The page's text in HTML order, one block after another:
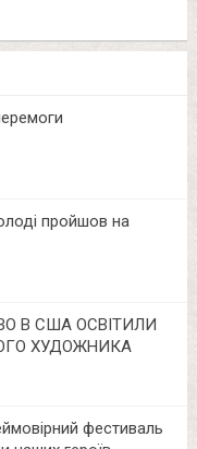
пройшов на
В США ОСВІТИЛИ
ХУДОЖНИКА
фестиваль